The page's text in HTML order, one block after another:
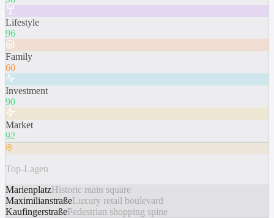
Lifestyle
96
Family
60
Investment
90
Market
92
Top-Lagen
MarienplatzHistoric main square
MaximilianstraßeLuxury retail boulevard
KaufingerstraßePedestrian shopping spine